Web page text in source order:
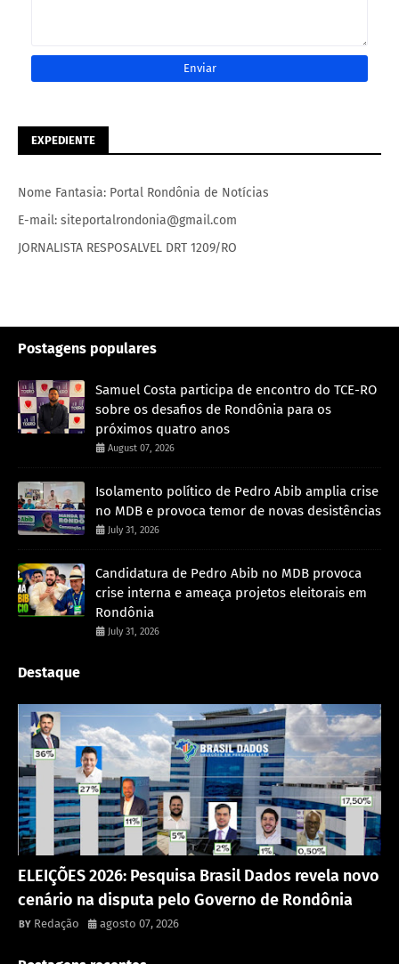
EXPEDIENTE
Nome Fantasia: Portal Rondônia de Notícias
E-mail: siteportalrondonia@gmail.com
JORNALISTA RESPOSALVEL DRT 1209/RO
Postagens populares
Samuel Costa participa de encontro do TCE-RO
sobre os desafios de Rondônia para os
próximos quatro anos
August 07, 2026
Isolamento político de Pedro Abib amplia crise
no MDB e provoca temor de novas desistências
July 31, 2026
Candidatura de Pedro Abib no MDB provoca
crise interna e ameaça projetos eleitorais em
Rondônia
July 31, 2026
Destaque
ELEIÇÕES 2026: Pesquisa Brasil Dados revela novo
cenário na disputa pelo Governo de Rondônia
Redação agosto 07, 2026